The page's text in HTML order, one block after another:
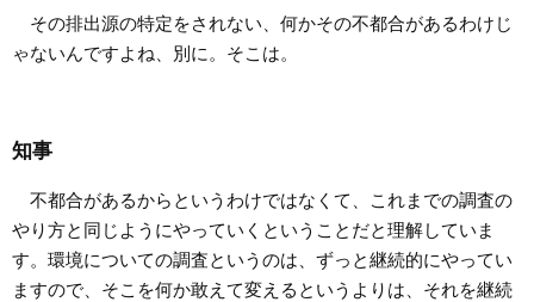
その排出源の特定をされない、何かその不都合があるわけじ
ゃないんですよね、別に。そこは。
知事
不都合があるからというわけではなくて、これまでの調査の
やり方と同じようにやっていくということだと理解していま
す。環境についての調査というのは、ずっと継続的にやってい
ますので、そこを何か敢えて変えるというよりは、それを継続